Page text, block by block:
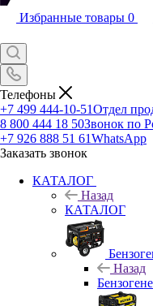
Избранные товары 0
Телефоны
+7 499 444-10-51Отдел
8 800 444 18 50Звонок по
+7 926 888 51 61WhatsApp
Заказать звонок
КАТАЛОГ
Назад
КАТАЛОГ
Назад